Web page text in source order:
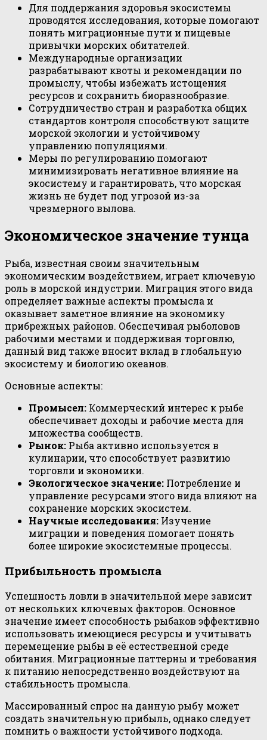
Для поддержания здоровья экосистемы
проводятся исследования, которые помогают
понять миграционные пути и пищевые
привычки морских обитателей.
Международные организации
разрабатывают квоты и рекомендации по
промыслу, чтобы избежать истощения
ресурсов и сохранить биоразнообразие.
Сотрудничество стран и разработка общих
стандартов контроля способствуют защите
морской экологии и устойчивому
управлению популяциями.
Меры по регулированию помогают
минимизировать негативное влияние на
экосистему и гарантировать, что морская
жизнь не будет под угрозой из-за
чрезмерного вылова.
Экономическое значение тунца
Рыба, известная своим значительным
экономическим воздействием, играет ключевую
роль в морской индустрии. Миграция этого вида
определяет важные аспекты промысла и
оказывает заметное влияние на экономику
прибрежных районов. Обеспечивая рыболовов
рабочими местами и поддерживая торговлю,
данный вид также вносит вклад в глобальную
экосистему и биологию океанов.
Основные аспекты:
Промысел: Коммерческий интерес к рыбе
обеспечивает доходы и рабочие места для
множества сообществ.
Рынок: Рыба активно используется в
кулинарии, что способствует развитию
торговли и экономики.
Экологическое значение: Потребление и
управление ресурсами этого вида влияют на
сохранение морских экосистем.
Научные исследования: Изучение
миграции и поведения помогает понять
более широкие экосистемные процессы.
Прибыльность промысла
Успешность ловли в значительной мере зависит
от нескольких ключевых факторов. Основное
значение имеет способность рыбаков эффективно
использовать имеющиеся ресурсы и учитывать
перемещение рыбы в её естественной среде
обитания. Миграционные паттерны и требования
к питанию непосредственно воздействуют на
стабильность промысла.
Массированный спрос на данную рыбу может
создать значительную прибыль, однако следует
помнить о важности устойчивого подхода.